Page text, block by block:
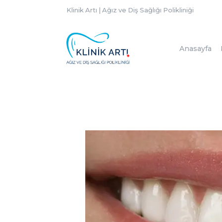
Klinik Artı | Ağız ve Diş Sağlığı Polikliniği
Anasayfa